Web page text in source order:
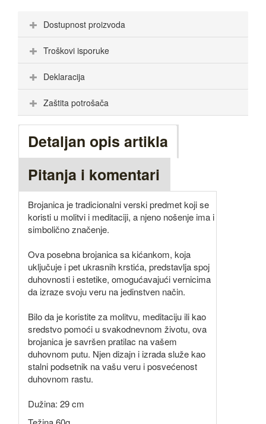
Dostupnost proizvoda
Troškovi isporuke
Deklaracija
Zaštita potrošača
Detaljan opis artikla
Pitanja i komentari
Brojanica je tradicionalni verski predmet koji se
koristi u molitvi i meditaciji, a njeno nošenje ima i
simbolično značenje.
Ova posebna brojanica sa kićankom, koja
uključuje i pet ukrasnih krstića, predstavlja spoj
duhovnosti i estetike, omogućavajući vernicima
da izraze svoju veru na jedinstven način.
Bilo da je koristite za molitvu, meditaciju ili kao
sredstvo pomoći u svakodnevnom životu, ova
brojanica je savršen pratilac na vašem
duhovnom putu. Njen dizajn i izrada služe kao
stalni podsetnik na vašu veru i posvećenost
duhovnom rastu.
Dužina: 29 cm